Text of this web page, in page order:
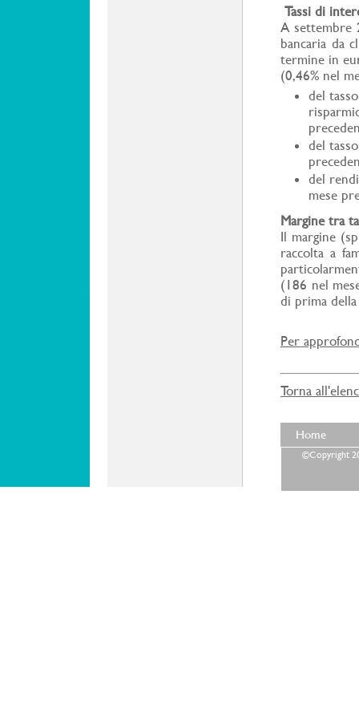
Tassi di
A settembre
bancaria da
termine in
(0,46% nel
del
del
del
mese
Margine tra
Il margine
raccolta a
(186 nel
di prima
Per
Torna
Home
©Copyright